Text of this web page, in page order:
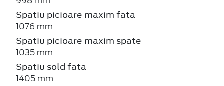
Spatiu picioare maxim fata
1076 mm
Spatiu picioare maxim spate
1035 mm
Spatiu sold fata
1405 mm